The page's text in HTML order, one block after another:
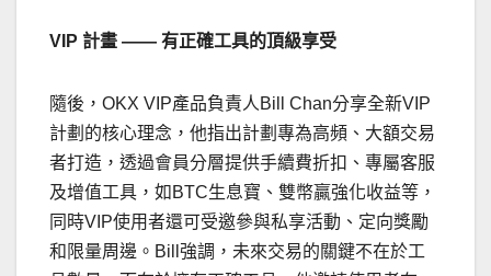
VIP 計畫 —— 有正確工具的頂級享受
隨後，OKX VIP產品負責人Bill Chan分享全新VIP
計劃的核心理念，他指出計劃專為高頻、大額交易
者打造，透過會員分層提供手續費折扣、專屬客服
及增值工具，如BTC生息寶、雙幣贏強化收益等，
同時VIP使用者還可受邀參與私享活動、定向獎勵
和限量周邊。Bill強調，未來交易的關鍵不在於工